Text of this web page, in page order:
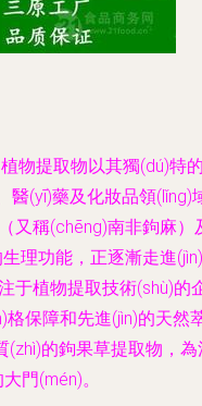
物提取物以其獨(dú)特
醫(yī)藥及化妝品領(lǐng)
又稱(chēng)南非鉤麻）
理功能，正逐漸走進(jìn)
于植物提取技術(shù)的
保障和先進(jìn)的天然
(zhì)的鉤果草提取物，為
門(mén)。